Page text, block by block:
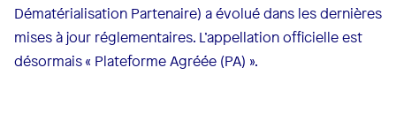
Dématérialisation Partenaire) a évolué dans les dernières
mises à jour réglementaires. L’appellation officielle est
désormais « Plateforme Agréée (PA) ».